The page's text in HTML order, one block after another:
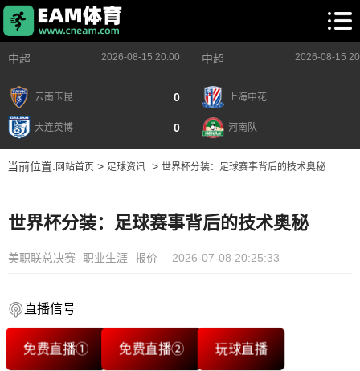
中超 2026-08-15 20:00
云南玉昆 0
大连英博 0
中超 2026-08-15
上海申花
河南队
当前位置: 网站首页> 足球资讯> 世界杯分装：足球赛事背后的技术奥秘
世界杯分装：足球赛事背后的技术奥秘
美职联总决赛 职业生涯 报价 2026-07-08 20:25:33
直播信号
免费直播① 免费直播② 玩球直播